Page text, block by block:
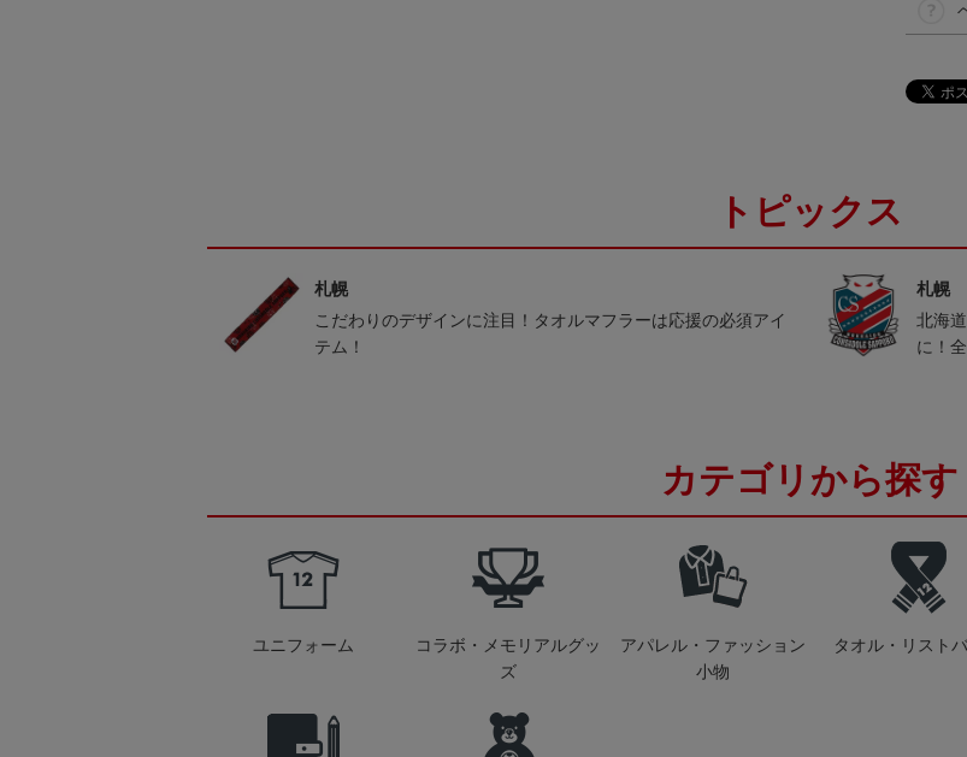
トピックス
札幌
こだわりのデザインに注目！タオルマフラーは応援の必須アイ
テム！
札幌
北海
に！
カテゴリから探す
ユニフォーム
コラボ・メモリアルグッ
ズ
アパレル・ファッション
小物
タオル・リスト